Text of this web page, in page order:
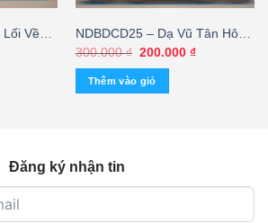
Lối Về
Chế
NDBDCD25 – Dạ Vũ Tân Hôn
(CEI)
300.000₫ Giá
là:
300.000 ₫.
200.000 ₫Giá
Thêm vào giỏ
Đăng ký nhận tin